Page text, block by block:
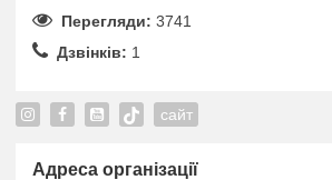
Перегляди: 3741
Дзвінків: 1
сайт
Адреса організації